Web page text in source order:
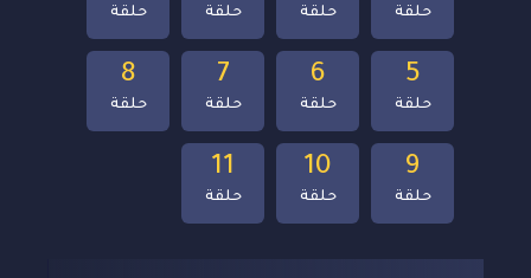
11
حلقة
10
حلقة
9
حلقة
8
حلقة
7
حلقة
6
حلقة
5
حلقة
حلقة حلقة حلقة حلقة